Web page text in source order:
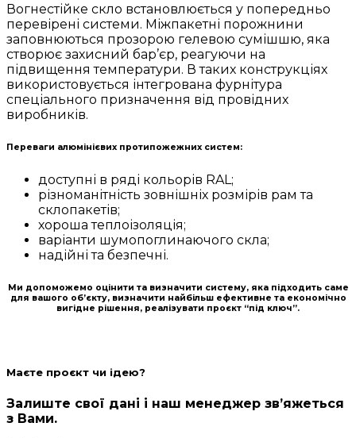
Вогнестійке скло встановлюється у попередньо
перевірені системи. Міжпакетні порожнини
заповнюються прозорою гелевою сумішшю, яка
створює захисний бар’єр, реагуючи на
підвищення температури. В таких конструкціях
використовується інтегрована фурнітура
спеціального призначення від провідних
виробників.
Переваги алюмінієвих протипожежних систем:
доступні в ряді кольорів RAL;
різноманітність зовнішніх розмірів рам та
склопакетів;
хороша теплоізоляція;
варіанти шумопоглинаючого скла;
надійні та безпечні.
Ми допоможемо оцінити та визначити систему, яка підходить саме
для вашого об’єкту, визначити найбільш ефективне та економічно
вигідне рішення, реалізувати проєкт “під ключ”.
Маєте проєкт чи ідею?
Залиште свої дані і наш менеджер зв’яжеться
з Вами.